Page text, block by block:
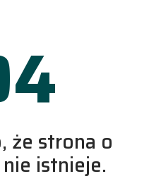
że strona o
istnieje.